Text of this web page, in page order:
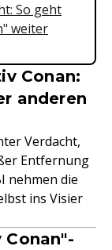
So geht
weiter
Conan:
anderen
Verdacht,
Entfernung
nehmen die
ins Visier